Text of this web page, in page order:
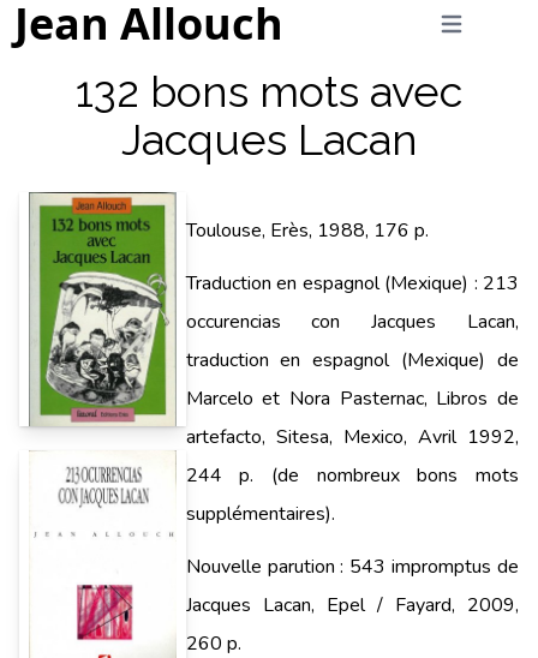
Jean Allouch
132 bons mots avec
Jacques Lacan
Toulouse, Erès, 1988, 176 p.
Traduction en espagnol (Mexique) : 213
occurencias con Jacques Lacan,
traduction en espagnol (Mexique) de
Marcelo et Nora Pasternac, Libros de
artefacto, Sitesa, Mexico, Avril 1992,
244 p. (de nombreux bons mots
supplémentaires).
Nouvelle parution : 543 impromptus de
Jacques Lacan, Epel / Fayard, 2009,
260 p.